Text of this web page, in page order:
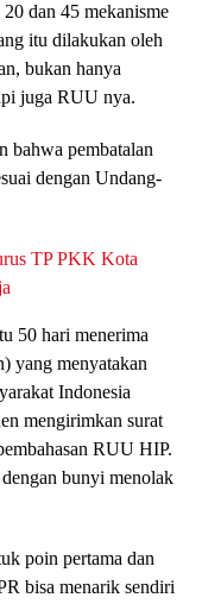
dan 45 mekanisme
itu dilakukan oleh
bukan hanya
juga RUU nya.
bahwa pembatalan
dengan Undang-
TP PKK Kota
50 hari menerima
yang menyatakan
Indonesia
mengirimkan surat
RUU HIP.
bunyi menolak
poin pertama dan
bisa menarik sendiri